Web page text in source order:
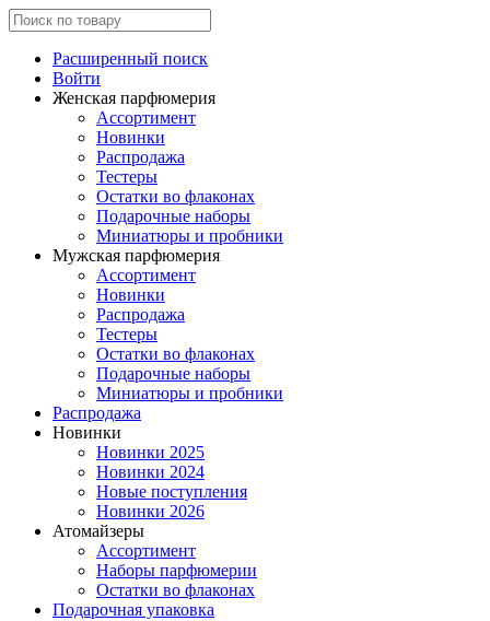
Расширенный поиск
Войти
Женская парфюмерия
Ассортимент
Новинки
Распродажа
Тестеры
Остатки во флаконах
Подарочные наборы
Миниатюры и пробники
Мужская парфюмерия
Ассортимент
Новинки
Распродажа
Тестеры
Остатки во флаконах
Подарочные наборы
Миниатюры и пробники
Распродажа
Новинки
Новинки 2025
Новинки 2024
Новые поступления
Новинки 2026
Атомайзеры
Ассортимент
Наборы парфюмерии
Остатки во флаконах
Подарочная упаковка